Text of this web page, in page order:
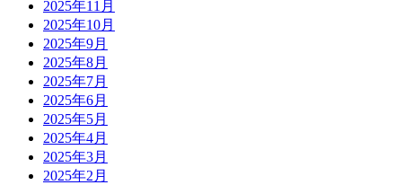
2025年11月
2025年10月
2025年9月
2025年8月
2025年7月
2025年6月
2025年5月
2025年4月
2025年3月
2025年2月